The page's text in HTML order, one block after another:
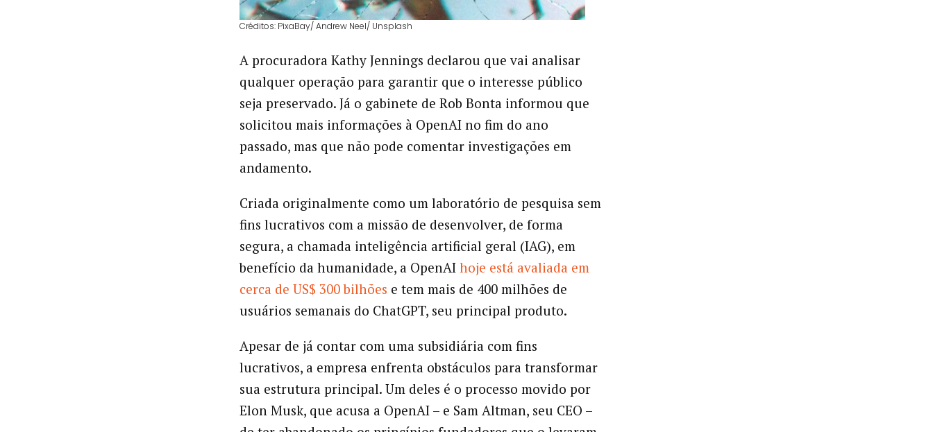
Créditos: PixaBay/ Andrew Neel/ Unsplash
A procuradora Kathy Jennings declarou que vai analisar
qualquer operação para garantir que o interesse público
seja preservado. Já o gabinete de Rob Bonta informou que
solicitou mais informações à OpenAI no fim do ano
passado, mas que não pode comentar investigações em
andamento.
Criada originalmente como um laboratório de pesquisa sem
fins lucrativos com a missão de desenvolver, de forma
segura, a chamada inteligência artificial geral (IAG), em
benefício da humanidade, a OpenAI hoje está avaliada em
cerca de US$ 300 bilhões e tem mais de 400 milhões de
usuários semanais do ChatGPT, seu principal produto.
Apesar de já contar com uma subsidiária com fins
lucrativos, a empresa enfrenta obstáculos para transformar
sua estrutura principal. Um deles é o processo movido por
Elon Musk, que acusa a OpenAI – e Sam Altman, seu CEO –